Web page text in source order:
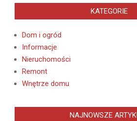
KATEGORIE
Dom i ogród
Informacje
Nieruchomości
Remont
Wnętrze domu
NAJNOWSZE